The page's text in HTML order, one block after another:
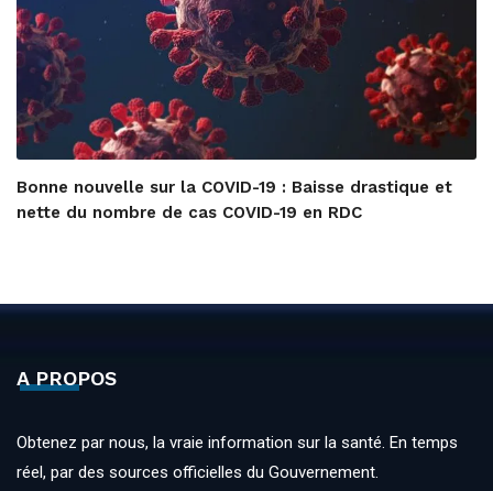
Bonne nouvelle sur la COVID-19 : Baisse drastique et
nette du nombre de cas COVID-19 en RDC
A PROPOS
Obtenez par nous, la vraie information sur la santé. En temps
réel, par des sources officielles du Gouvernement.